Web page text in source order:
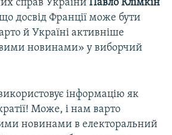
справ України Павло Клімкін
досвід Франції може бути
й Україні активніше
новинами» у виборчий
інформацію як
Може, і нам варто
новинами в електоральний